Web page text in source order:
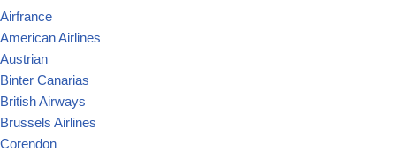
Airfrance
American Airlines
Austrian
Binter Canarias
British Airways
Brussels Airlines
Corendon